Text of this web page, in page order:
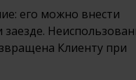
его можно внести
Клиенту при